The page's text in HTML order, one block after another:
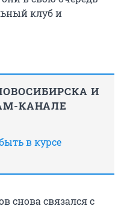
клуб и
И
КАНАЛЕ
в курсе
снова связался с